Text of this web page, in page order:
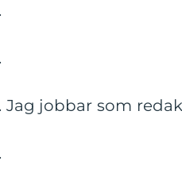
jobbar som